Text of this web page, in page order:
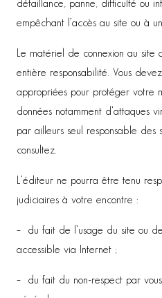
défaillance, panne, difficulté ou
empêchant l’accès au site ou à
Le matériel de connexion au site
entière responsabilité. Vous
appropriées pour protéger votre
données notamment d’attaques
par ailleurs seul responsable des
consultez.
L’éditeur ne pourra être tenu
judiciaires à votre encontre :
– du fait de l’usage du site ou
accessible via Internet ;
– du fait du non-respect par